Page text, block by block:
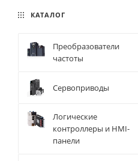
КАТАЛОГ
Преобразователи
частоты
Сервоприводы
Логические
контроллеры и HMI-
панели